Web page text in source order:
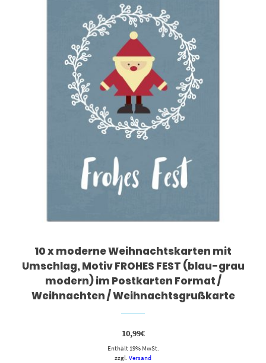
10 x moderne Weihnachtskarten mit
Umschlag, Motiv FROHES FEST (blau-grau
modern) im Postkarten Format /
Weihnachten / Weihnachtsgrußkarte
10,99€
Enthält 19% MwSt.
zzgl. Versand